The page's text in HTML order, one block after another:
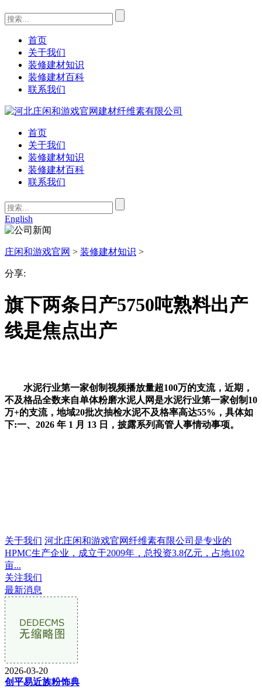
首页
关于我们
装修建材知识
装修建材百科
联系我们
首页
关于我们
装修建材知识
装修建材百科
联系我们
English
庄闲和游戏官网 > 装修建材知识 >
分享:
旗下两条日产5750吨熟料出产
线是焦点出产
水泥行业第一家创制视频播放量超100万的支流，近期，
不及格品全数来自单体粉磨水泥人网是水泥行业第一家创制10
万+的支流，地域20批次抽检水泥不及格率高达55%，具体如
下:一、2026 年 1 月 13 日，披露系列高管人事情动事项。
关于我们 河北庄闲和游戏官网纤维素有限公司是专业的
HPMC生产企业，成立于2009年，总投资3.8亿元，占地102
亩...
关注我们
最新消息
2026-03-20
创平易近族粉饰典